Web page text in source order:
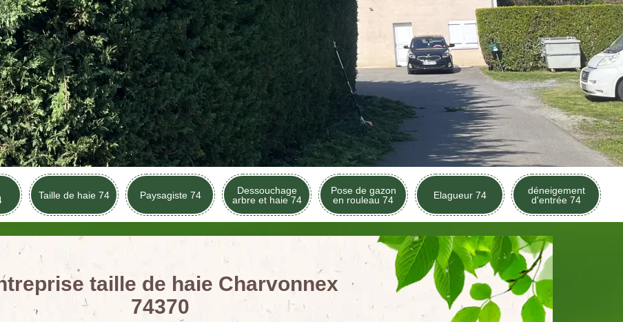
Taille de haie 74 Paysagiste 74
Dessouchage
arbre et haie 74
Pose de gazon
en rouleau 74
Elagueur 74
déneigement
d'entrée 74
taille de haie Charvonnex
74370